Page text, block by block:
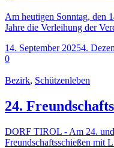
Am heutigen Sonntag, den
Jahre die Verleihung der
14. September 20254.
0
Bezirk, Schützenleben
24.
DORF TIROL - Am 24.
Freundschaftsschießen mit